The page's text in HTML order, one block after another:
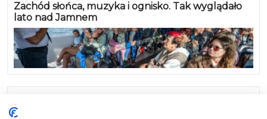
Zachód słońca, muzyka i ognisko. Tak wyglądało
lato nad Jamnem